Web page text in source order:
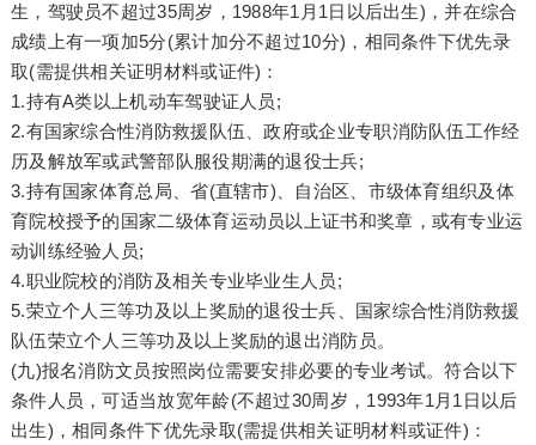
生，驾驶员不超过35周岁，1988年1月1日以后出生)，并在综合
成绩上有一项加5分(累计加分不超过10分)，相同条件下优先录
取(需提供相关证明材料或证件)：
1.持有A类以上机动车驾驶证人员;
2.有国家综合性消防救援队伍、政府或企业专职消防队伍工作经
历及解放军或武警部队服役期满的退役士兵;
3.持有国家体育总局、省(直辖市)、自治区、市级体育组织及体
育院校授予的国家二级体育运动员以上证书和奖章，或有专业运
动训练经验人员;
4.职业院校的消防及相关专业毕业生人员;
5.荣立个人三等功及以上奖励的退役士兵、国家综合性消防救援
队伍荣立个人三等功及以上奖励的退出消防员。
(九)报名消防文员按照岗位需要安排必要的专业考试。符合以下
条件人员，可适当放宽年龄(不超过30周岁，1993年1月1日以后
出生)，相同条件下优先录取(需提供相关证明材料或证件)：